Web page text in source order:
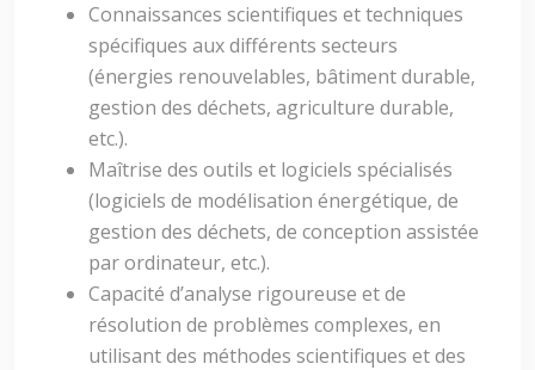
Connaissances scientifiques et techniques
spécifiques aux différents secteurs
(énergies renouvelables, bâtiment durable,
gestion des déchets, agriculture durable,
etc.).
Maîtrise des outils et logiciels spécialisés
(logiciels de modélisation énergétique, de
gestion des déchets, de conception assistée
par ordinateur, etc.).
Capacité d’analyse rigoureuse et de
résolution de problèmes complexes, en
utilisant des méthodes scientifiques et des